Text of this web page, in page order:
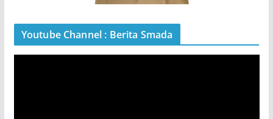
Youtube Channel : Berita Smada